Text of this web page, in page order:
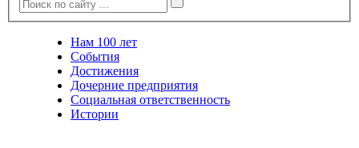
Нам 100 лет
События
Достижения
Дочерние предприятия
Социальная ответственность
Истории